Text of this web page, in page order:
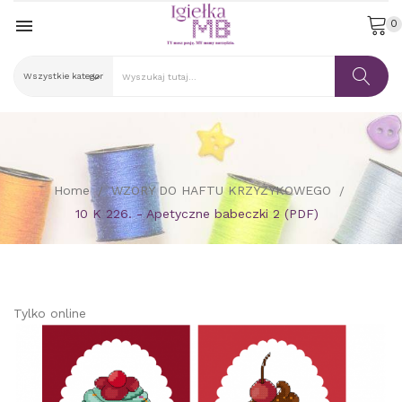
 0
Home
WZORY DO HAFTU KRZYŻYKOWEGO
10 K 226. - Apetyczne babeczki 2 (PDF)
Tylko online